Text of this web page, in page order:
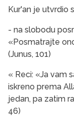
Kur'an je utvrdio
- na slobodu
«Posmatrajte
(Junus, 101)
« Reci: «Ja vam
iskreno prema
jedan, pa zatim
46)